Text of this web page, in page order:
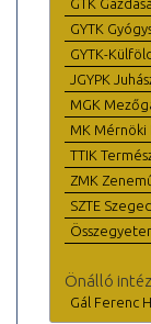
GTK
GYTK
GYTK-
JGYPK
MGK
MK Mérnöki
TTIK
ZMK
SZTE
Önálló
Gál Ferenc